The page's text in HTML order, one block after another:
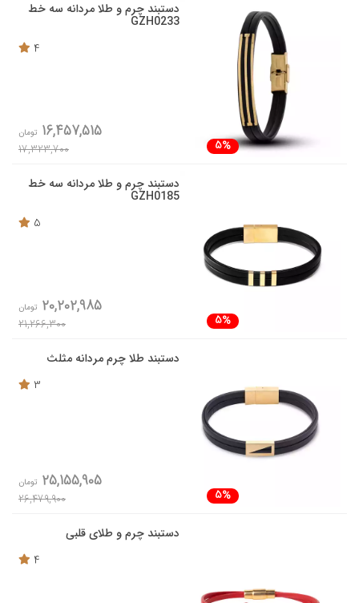
دستبند چرم و طلا مردانه سه خط
GZH0233
4
5%
16,457,515 تومان
17,323,700
دستبند چرم و طلا مردانه سه خط
GZH0185
5
5%
20,202,985 تومان
21,266,300
دستبند طلا چرم مردانه مثلث
3
5%
25,155,905 تومان
26,479,900
دستبند چرم و طلای قلبی
4